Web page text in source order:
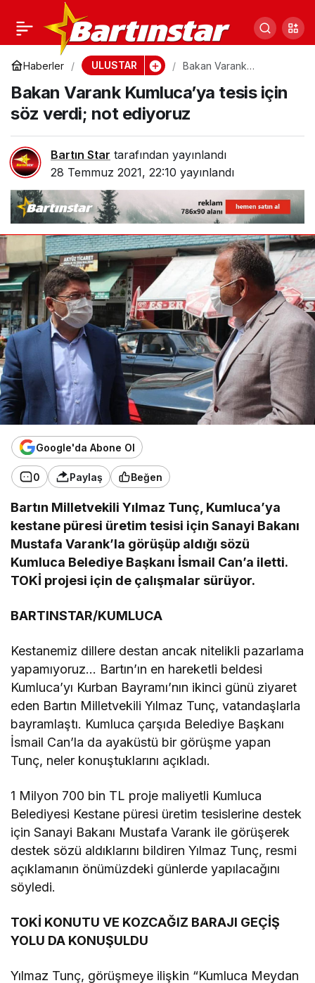
Haberler ULUSTAR
Bakan Varank
verdi; not ediyoruz
Bakan Varank Kumluca’ya tesis için
söz verdi; not ediyoruz
Bartın Star tarafından yayınlandı
28 Temmuz 2021, 22:10 yayınlandı
Google'da Abone Ol
0 Paylaş Beğen
Bartın Milletvekili Yılmaz Tunç, Kumluca’ya
kestane püresi üretim tesisi için Sanayi Bakanı
Mustafa Varank’la görüşüp aldığı sözü
Kumluca Belediye Başkanı İsmail Can’a iletti.
TOKİ projesi için de çalışmalar sürüyor.
BARTINSTAR/KUMLUCA
Kestanemiz dillere destan ancak nitelikli pazarlama
yapamıyoruz… Bartın’ın en hareketli beldesi
Kumluca’yı Kurban Bayramı’nın ikinci günü ziyaret
eden Bartın Milletvekili Yılmaz Tunç, vatandaşlarla
bayramlaştı. Kumluca çarşıda Belediye Başkanı
İsmail Can’la da ayaküstü bir görüşme yapan
Tunç, neler konuştuklarını açıkladı.
1 Milyon 700 bin TL proje maliyetli Kumluca
Belediyesi Kestane püresi üretim tesislerine destek
için Sanayi Bakanı Mustafa Varank ile görüşerek
destek sözü aldıklarını bildiren Yılmaz Tunç, resmi
açıklamanın önümüzdeki günlerde yapılacağını
söyledi.
TOKİ KONUTU VE KOZCAĞIZ BARAJI GEÇİŞ
YOLU DA KONUŞULDU
Yılmaz Tunç, görüşmeye ilişkin “Kumluca Meydan
Uluslu vatandaşın ihbarı
memleketi ayağa
kaldırdı
0 Paylaş